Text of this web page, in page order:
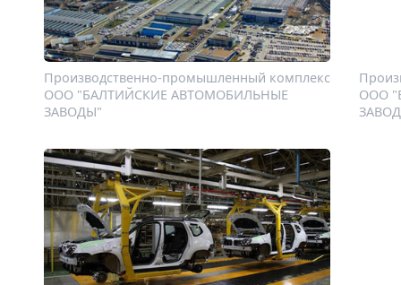
Производственно-промышленный комплекс
ООО "БАЛТИЙСКИЕ АВТОМОБИЛЬНЫЕ
ЗАВОДЫ"
ООО